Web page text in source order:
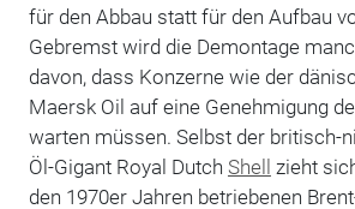
für den Abbau statt für den Aufbau
Gebremst wird die Demontage
davon, dass Konzerne wie der
Maersk Oil auf eine Genehmigung
warten müssen. Selbst der britisch-
Öl-Gigant Royal Dutch Shell zieht
den 1970er Jahren betriebenen